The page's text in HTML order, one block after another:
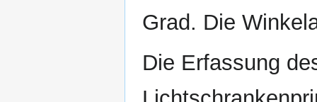
Grad. Die
Die Erfassung